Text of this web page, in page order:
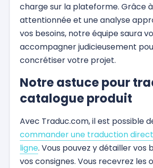
charge sur la plateforme. Grâce
attentionnée et une analyse
vos besoins, notre équipe saura
accompagner judicieusement
concrétiser votre projet.
Notre astuce pour
catalogue produit
Avec Traduc.com, il est possible
commander une traduction
ligne. Vous pouvez y détailler vos
vos consignes. Vous recevrez les